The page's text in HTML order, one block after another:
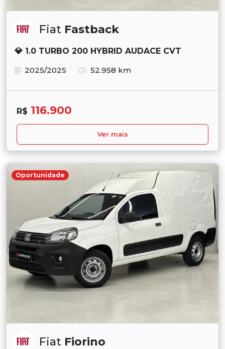
Fiat Fastback
💎 1.0 TURBO 200 HYBRID AUDACE CVT
2025/2025
52.958 km
R$ 116.900
Ver mais
Oportunidade
Fiat Fiorino